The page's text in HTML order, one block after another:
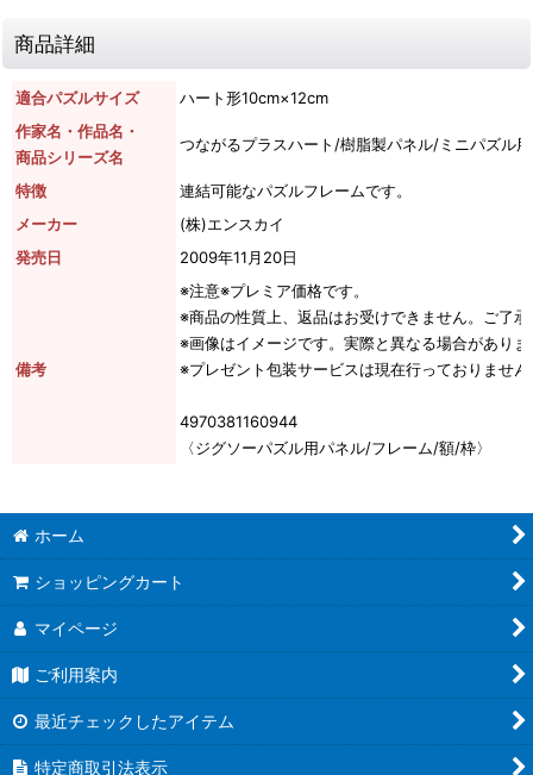
商品詳細
適合パズルサイズ
ハート形10cm×12cm
作家名・作品名・
商品シリーズ名
つながるプラスハート/樹脂製パネル/ミニパズル
特徴
連結可能なパズルフレームです。
メーカー
(株)エンスカイ
発売日
2009年11月20日
備考
※注意※プレミア価格です。
※商品の性質上、返品はお受けできません。ご了
※画像はイメージです。実際と異なる場合がありま
※プレゼント包装サービスは現在行っておりません
4970381160944
〈ジグソーパズル用パネル/フレーム/額/枠〉
ホーム
ショッピングカート
マイページ
ご利用案内
最近チェックしたアイテム
特定商取引法表示